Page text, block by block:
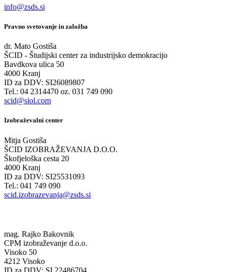
info@zsds.si
Pravno svetovanje in založba
dr. Mato Gostiša
ŠCID - Študijski center za industrijsko demokracijo
Bavdkova ulica 50
4000 Kranj
ID za DDV: SI26089807
Tel.: 04 2314470 oz. 031 749 090
scid@siol.com
Izobraževalni center
Mitja Gostiša
ŠCID IZOBRAŽEVANJA D.O.O.
Škofjeloška cesta 20
4000 Kranj
ID za DDV: SI25531093
Tel.: 041 749 090
scid.izobrazevanja@zsds.si
mag. Rajko Bakovnik
CPM izobraževanje d.o.o.
Visoko 50
4212 Visoko
ID za DDV: SI 22486704